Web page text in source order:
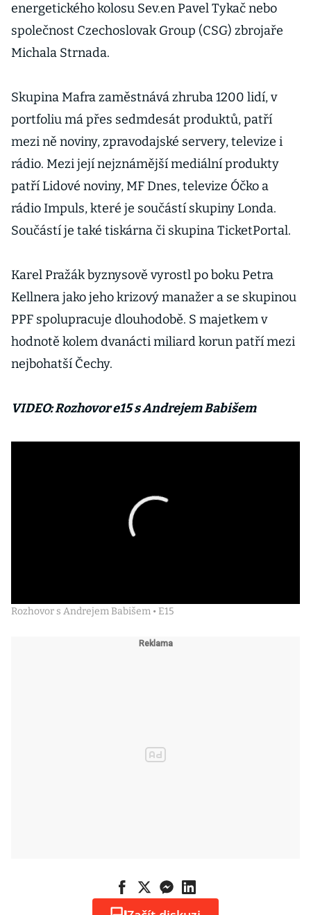
energetického kolosu Sev.en Pavel Tykač nebo
společnost Czechoslovak Group (CSG) zbrojaře
Michala Strnada.
Skupina Mafra zaměstnává zhruba 1200 lidí, v
portfoliu má přes sedmdesát produktů, patří
mezi ně noviny, zpravodajské servery, televize i
rádio. Mezi její nejznámější mediální produkty
patří Lidové noviny, MF Dnes, televize Óčko a
rádio Impuls, které je součástí skupiny Londa.
Součástí je také tiskárna či skupina TicketPortal.
Karel Pražák byznysově vyrostl po boku Petra
Kellnera jako jeho krizový manažer a se skupinou
PPF spolupracuje dlouhodobě. S majetkem v
hodnotě kolem dvanácti miliard korun patří mezi
nejbohatší Čechy.
VIDEO: Rozhovor e15 s Andrejem Babišem
Rozhovor s Andrejem Babišem • E15